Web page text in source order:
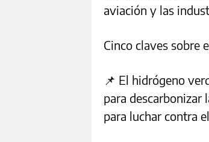
aviación y las
Cinco claves sobre
📌 El hidrógeno
para
para luchar contra